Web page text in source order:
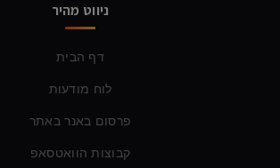
ניווט מהיר
דף הבית
לוח מודעות
פרסום באנר באתר
קבוצות הוואטסאפ